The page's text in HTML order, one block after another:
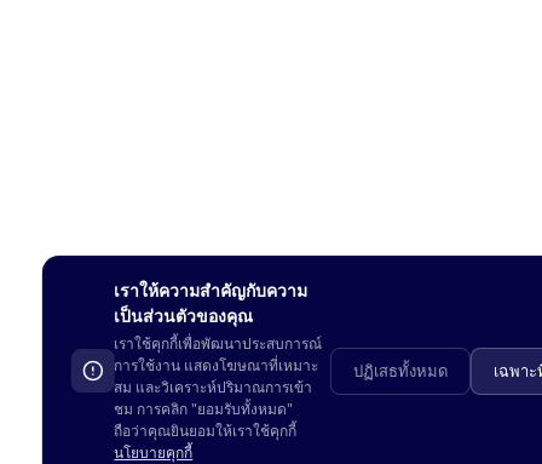
ดูในแอพ
เราให้ความสำคัญกับความ
เป็นส่วนตัวของคุณ
เราใช้คุกกี้เพื่อพัฒนาประสบการณ์
การใช้งาน แสดงโฆษณาที่เหมาะ
สม และวิเคราะห์ปริมาณการเข้า
ชม การคลิก "ยอมรับทั้งหมด"
ถือว่าคุณยินยอมให้เราใช้คุกกี้
นโยบายคุกกี้
ปฏิเสธทั้งหมด เฉพา